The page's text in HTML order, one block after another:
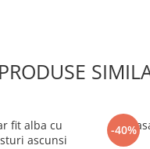
PRODUSE
fit alba cu
ascunsi
-40%